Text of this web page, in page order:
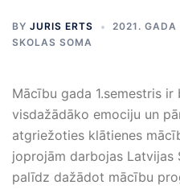
BY JURIS ERTS
2021. GADA
SKOLAS SOMA
Mācību gada 1.semestris
visdažādāko emociju un
atgriežoties klātienes
joprojām darbojas Latvijas
palīdz dažādot mācību